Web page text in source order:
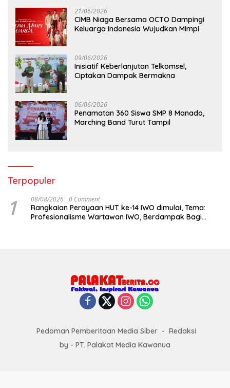
21/06/2026
CIMB Niaga Bersama OCTO Dampingi
Keluarga Indonesia Wujudkan Mimpi
09/06/2026
Inisiatif Keberlanjutan Telkomsel,
Ciptakan Dampak Bermakna
06/06/2026
Penamatan 360 Siswa SMP 8 Manado,
Marching Band Turut Tampil
Terpopuler
1 08/08/2026 0 Comment
Rangkaian Perayaan HUT ke-14 IWO dimulai, Tema:
Profesionalisme Wartawan IWO, Berdampak Bagi
Pedoman Pemberitaan Media Siber
Redaksi
by - PT. Palakat Media Kawanua